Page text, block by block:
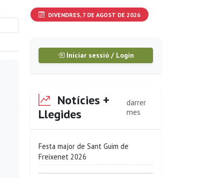
DIVENDRES, 7 DE AGOST DE 2026
Iniciar sessió / Login
Notícies +
Llegides
darrer
mes
Festa major de Sant Guim de
Freixenet 2026